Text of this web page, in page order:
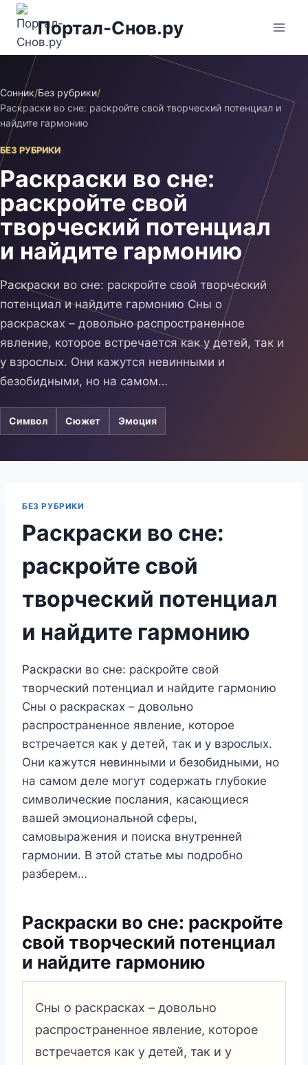
Перейти
содержимому
Портал-Снов.ру
Сонник/Без рубрики/
Раскраски во сне: раскройте свой творческий потенциал и
найдите гармонию
БЕЗ РУБРИКИ
Раскраски во сне:
раскройте свой
творческий потенциал
и найдите гармонию
Раскраски во сне: раскройте свой творческий
потенциал и найдите гармонию Сны о
раскрасках – довольно распространенное
явление, которое встречается как у детей, так и
у взрослых. Они кажутся невинными и
безобидными, но на самом…
Символ Сюжет Эмоция
БЕЗ РУБРИКИ
Раскраски во сне:
раскройте свой
творческий потенциал
и найдите гармонию
Раскраски во сне: раскройте свой
творческий потенциал и найдите гармонию
Сны о раскрасках – довольно
распространенное явление, которое
встречается как у детей, так и у взрослых.
Они кажутся невинными и безобидными, но
на самом деле могут содержать глубокие
символические послания, касающиеся
вашей эмоциональной сферы,
самовыражения и поиска внутренней
гармонии. В этой статье мы подробно
разберем…
Раскраски во сне: раскройте
свой творческий потенциал
и найдите гармонию
Сны о раскрасках – довольно
распространенное явление, которое
встречается как у детей, так и у